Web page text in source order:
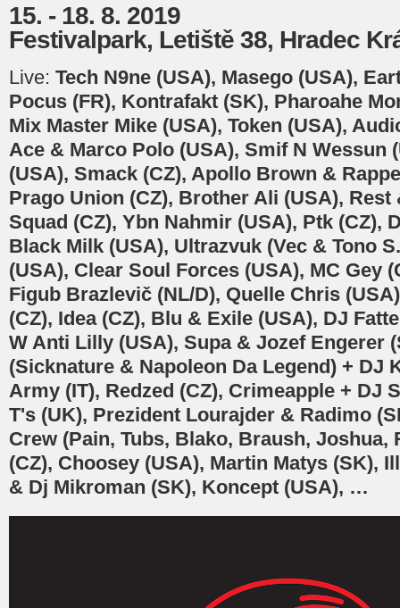
15. - 18. 8. 2019
Festivalpark, Letiště 38, Hradec
Live: Tech N9ne (USA), Masego (USA),
Pocus (FR), Kontrafakt (SK), Pharoahe
Mix Master Mike (USA), Token (USA),
Ace & Marco Polo (USA), Smif N Wessun
(USA), Smack (CZ), Apollo Brown &
Prago Union (CZ), Brother Ali (USA), Rest
Squad (CZ), Ybn Nahmir (USA), Ptk (CZ),
Black Milk (USA), Ultrazvuk (Vec & Tono
(USA), Clear Soul Forces (USA), MC Gey
Figub Brazlevič (NL/D), Quelle Chris
(CZ), Idea (CZ), Blu & Exile (USA), DJ
W Anti Lilly (USA), Supa & Jozef Engerer
(Sicknature & Napoleon Da Legend) + DJ
Army (IT), Redzed (CZ), Crimeapple + DJ
T's (UK), Prezident Lourajder & Radimo
Crew (Pain, Tubs, Blako, Braush, Joshua,
(CZ), Choosey (USA), Martin Matys (SK),
& Dj Mikroman (SK), Koncept (USA), …